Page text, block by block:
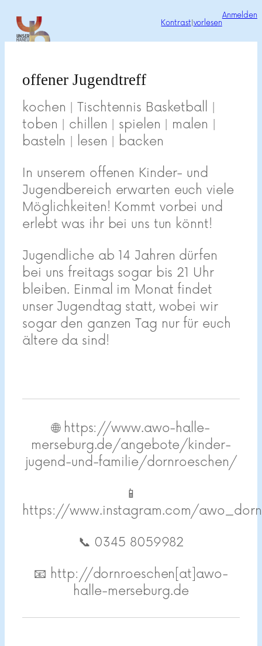
Zum
Inhalt
springen
Kontrast vorlesen
Anmelden
offener Jugendtreff
kochen | Tischtennis Basketball |
toben | chillen | spielen | malen |
basteln | lesen | backen
In unserem offenen Kinder- und
Jugendbereich erwarten euch viele
Möglichkeiten! Kommt vorbei und
erlebt was ihr bei uns tun könnt!
Jugendliche ab 14 Jahren dürfen
bei uns freitags sogar bis 21 Uhr
bleiben. Einmal im Monat findet
unser Jugendtag statt, wobei wir
sogar den ganzen Tag nur für euch
ältere da sind!
🌐 https://www.awo-halle-
merseburg.de/angebote/kinder-
jugend-und-familie/dornroeschen/
📱
https://www.instagram.com/
📞 0345 8059982
📧 http://dornroeschen[at]awo-
halle-merseburg.de